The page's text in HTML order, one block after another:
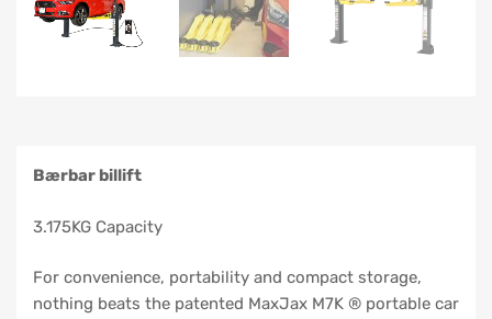
Bærbar billift
3.175KG Capacity
For convenience, portability and compact storage,
nothing beats the patented MaxJax M7K ® portable car